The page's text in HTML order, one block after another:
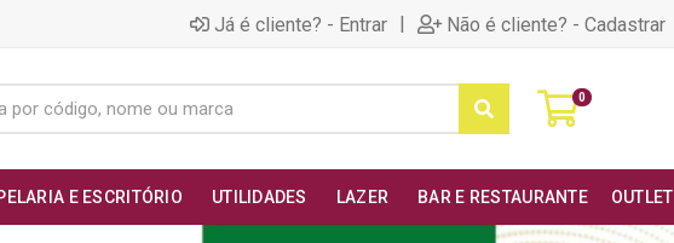
Já é cliente? - Entrar | Não é cliente? - Cadastrar
0
E ESCRITÓRIO UTILIDADES LAZER BAR E RESTAURANTE OUTLET